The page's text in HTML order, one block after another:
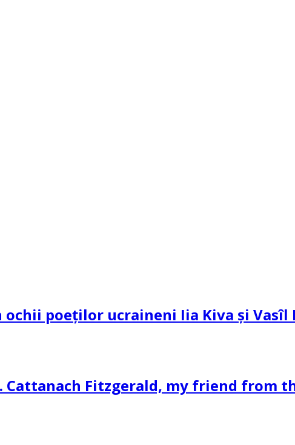
poeților ucraineni Iia Kiva și Vasîl
Cattanach Fitzgerald, my friend from